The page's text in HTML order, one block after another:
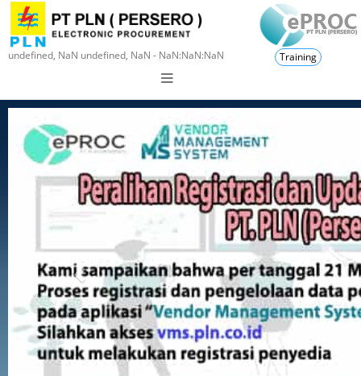
undefined, NaN undefined, NaN - NaN:NaN:NaN Training